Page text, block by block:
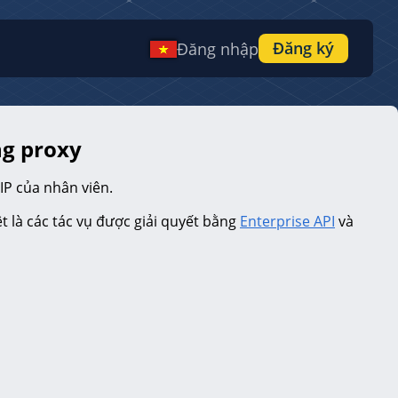
Đăng nhập Đăng ký
proxy
của nhân viên.
là các tác vụ được giải quyết bằng Enterprise API và